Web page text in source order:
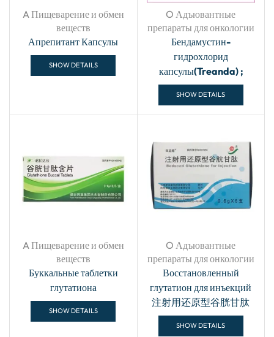
A Пищеварение и обмен
веществ
Апрепитант Капсулы
SHOW DETAILS
O Адъювантные
препараты для онкологии
Бендамустин-
гидрохлорид
капсулы(Treanda) ;
SHOW DETAILS
A Пищеварение и обмен
веществ
Буккальные таблетки
глутатиона
SHOW DETAILS
O Адъювантные
препараты для онкологии
Восстановленный
глутатион для инъекций
注射用还原型谷胱甘肽
SHOW DETAILS